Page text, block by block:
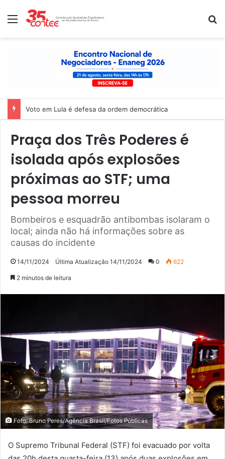
Menu
Voto em Lula é defesa da ordem democrática
Praça dos Três Poderes é
isolada após explosões
próximas ao STF; uma
pessoa morreu
Bombeiros e esquadrão antibombas isolaram o
local; ainda não há informações sobre as
causas do incidente
14/11/2024 Última Atualização 14/11/2024 0 622
2 minutos de leitura
Foto: Bruno Peres/Agência Brasil/Fotos Públicas
O Supremo Tribunal Federal (STF) foi evacuado por volta